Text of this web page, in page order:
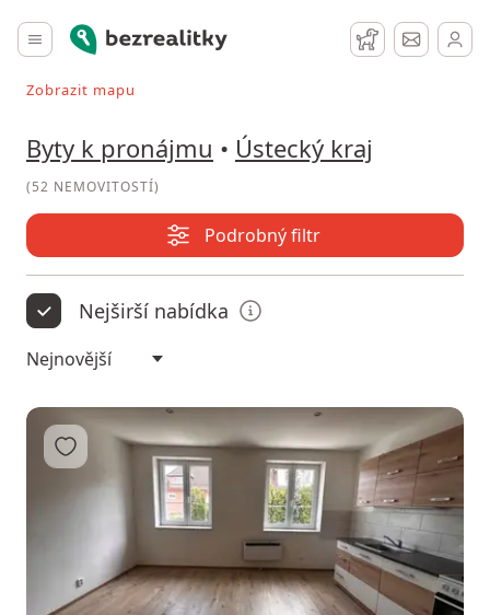
Hlavní menu
Bezrealitky Hlídací pes
Zprávy
Vyhledávat při pohybu v mapě
Zobrazit mapu
Byty k pronájmu • Ústecký kraj
(52 NEMOVITOSTÍ)
Podrobný filtr
Nejširší nabídka
Přidat do oblíbených